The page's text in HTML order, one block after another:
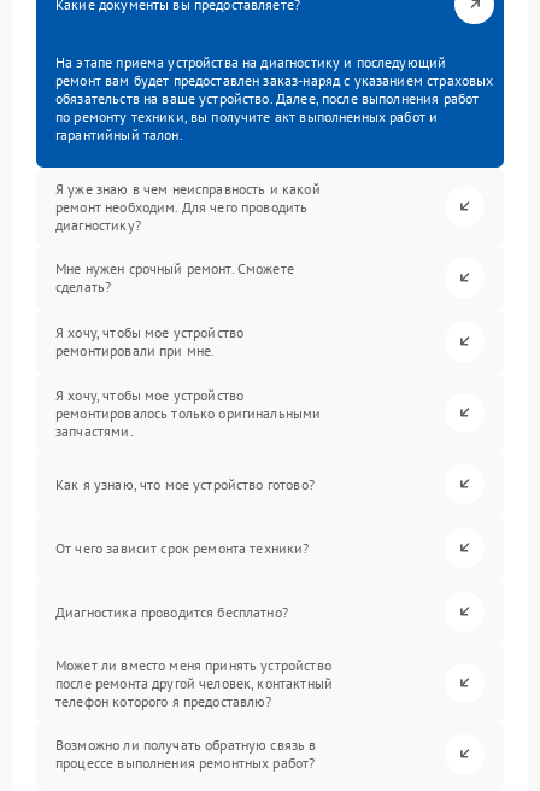
Какие документы вы предоставляете?
На этапе приема устройства на диагностику и последующий
ремонт вам будет предоставлен заказ-наряд с указанием страховых
обязательств на ваше устройство. Далее, после выполнения работ
по ремонту техники, вы получите акт выполненных работ и
гарантийный талон.
Я уже знаю в чем неисправность и какой
ремонт необходим. Для чего проводить
диагностику?
Мне нужен срочный ремонт. Сможете
сделать?
Я хочу, чтобы мое устройство
ремонтировали при мне.
Я хочу, чтобы мое устройство
ремонтировалось только оригинальными
запчастями.
Как я узнаю, что мое устройство готово?
От чего зависит срок ремонта техники?
Диагностика проводится бесплатно?
Может ли вместо меня принять устройство
после ремонта другой человек, контактный
телефон которого я предоставлю?
Возможно ли получать обратную связь в
процессе выполнения ремонтных работ?